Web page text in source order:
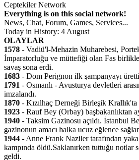
Ceptekiler Network
Everything is on this social network!
News, Chat, Forum, Games, Services...
Today in History: 4 August
OLAYLAR
1578 - Vadiü'l-Mehazin Muharebesi,
İmparatorluğu ve müttefiği olan Fas
savaş sona erdi.
1683 - Dom Perignon ilk şampanyayı
1791 - Osmanlı - Avusturya devletleri
imzalandı.
1870 - Kızılhaç Derneği Birleşik
1923 - Rauf Bey (Orbay) başbakanlıktan
1940 - Taksim Gazinosu açıldı. İstanbul
gazinonun amacı halka ucuz eğlence
1944 - Anne Frank Naziler tarafından
kampında öldü.Saklanırken tuttuğu notlar
geldi.